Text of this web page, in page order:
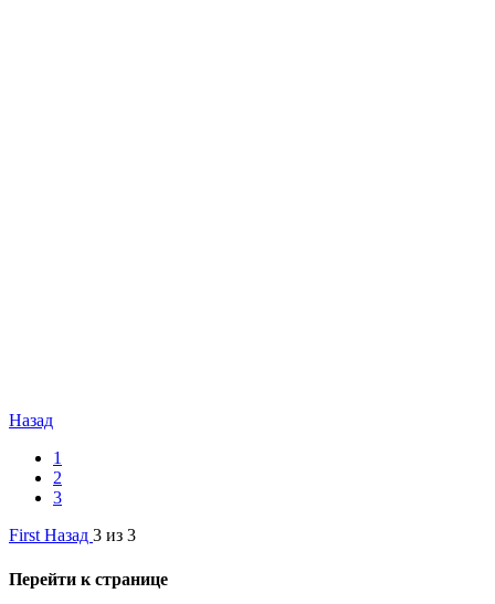
Назад
1
2
3
First Назад 3 из 3
Перейти к странице